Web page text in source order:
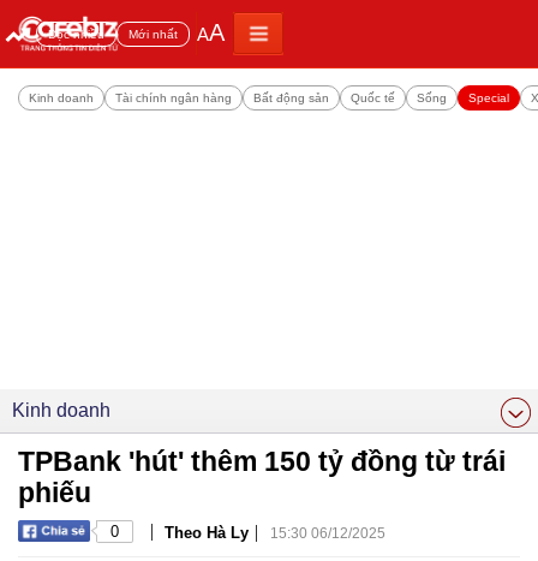
Đọc nhiều Mới nhất AA
Kinh doanh Tài chính ngân hàng Bất động sản Quốc tế Sống Special
Kinh doanh
TPBank 'hút' thêm 150 tỷ đồng từ trái
phiếu
0 | Theo Hà Ly | 15:30 06/12/2025